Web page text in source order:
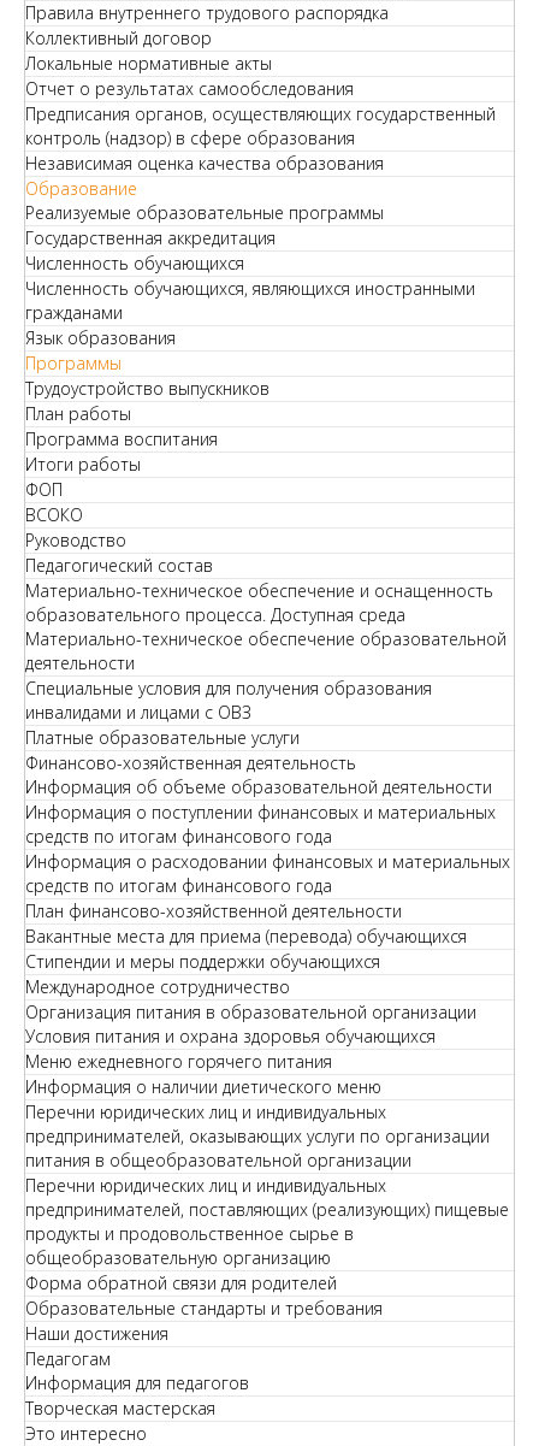
Правила внутреннего трудового распорядка
Коллективный договор
Локальные нормативные акты
Отчет о результатах самообследования
Предписания органов, осуществляющих государственный
контроль (надзор) в сфере образования
Независимая оценка качества образования
Образование
Реализуемые образовательные программы
Государственная аккредитация
Численность обучающихся
Численность обучающихся, являющихся иностранными
гражданами
Язык образования
Программы
Трудоустройство выпускников
План работы
Программа воспитания
Итоги работы
ФОП
ВСОКО
Руководство
Педагогический состав
Материально-техническое обеспечение и оснащенность
образовательного процесса. Доступная среда
Материально-техническое обеспечение образовательной
деятельности
Специальные условия для получения образования
инвалидами и лицами с ОВЗ
Платные образовательные услуги
Финансово-хозяйственная деятельность
Информация об объеме образовательной деятельности
Информация о поступлении финансовых и материальных
средств по итогам финансового года
Информация о расходовании финансовых и материальных
средств по итогам финансового года
План финансово-хозяйственной деятельности
Вакантные места для приема (перевода) обучающихся
Стипендии и меры поддержки обучающихся
Международное сотрудничество
Организация питания в образовательной организации
Условия питания и охрана здоровья обучающихся
Меню ежедневного горячего питания
Информация о наличии диетического меню
Перечни юридических лиц и индивидуальных
предпринимателей, оказывающих услуги по организации
питания в общеобразовательной организации
Перечни юридических лиц и индивидуальных
предпринимателей, поставляющих (реализующих) пищевые
продукты и продовольственное сырье в
общеобразовательную организацию
Форма обратной связи для родителей
Образовательные стандарты и требования
Наши достижения
Педагогам
Информация для педагогов
Творческая мастерская
Это интересно